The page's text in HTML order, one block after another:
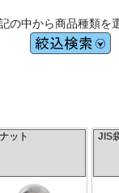
の中から商品種類を
ット JIS